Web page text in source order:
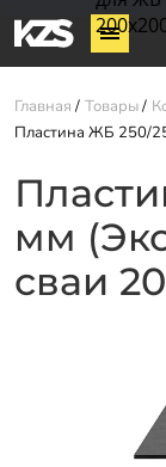
Винтовые
ЖБ сваи
Обвязка свай
Услуги
О компании
Главная Товары
Пластина ЖБ 250/
мм
сваи